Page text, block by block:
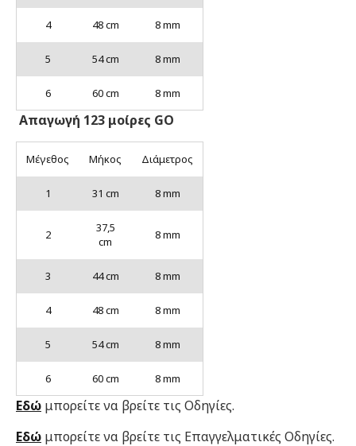
4 48 cm 8 mm
5 54 cm 8 mm
6 60 cm 8 mm
Aπαγωγή 123 μοίρες GO
Μέγεθος Μήκος Διάμετρος
1 31 cm 8 mm
2
37,5
cm
8 mm
3 44 cm 8 mm
4 48 cm 8 mm
5 54 cm 8 mm
6 60 cm 8 mm
Εδώ μπορείτε να βρείτε τις Οδηγίες.
Εδώ μπορείτε να βρείτε τις Επαγγελματικές Οδηγίες.